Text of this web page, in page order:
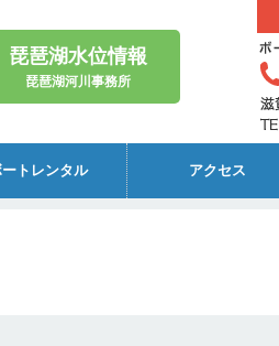
琵琶湖水位情報
琵琶湖河川事務所
トレンタル アクセス